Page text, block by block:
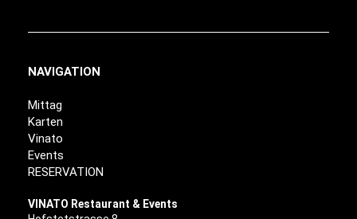
VINATO Restaurant & Events
NAVIGATION
Mittag
Karten
Vinato
Events
RESERVATION